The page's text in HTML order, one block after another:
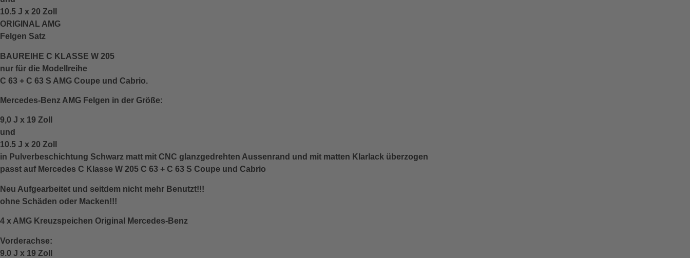
10.5 J x 20 Zoll
ORIGINAL AMG
Felgen Satz
BAUREIHE C KLASSE W 205
nur für die Modellreihe
C 63 + C 63 S AMG Coupe und Cabrio.
Mercedes-Benz AMG Felgen in der Größe:
9,0 J x 19 Zoll
und
10.5 J x 20 Zoll
in Pulverbeschichtung Schwarz matt mit CNC glanzgedrehten Aussenrand und mit matten Klarlack überzogen
passt auf Mercedes C Klasse W 205 C 63 + C 63 S Coupe und Cabrio
Neu Aufgearbeitet und seitdem nicht mehr Benutzt!!!
ohne Schäden oder Macken!!!
4 x AMG Kreuzspeichen Original Mercedes-Benz
Vorderachse:
9.0 J x 19 Zoll